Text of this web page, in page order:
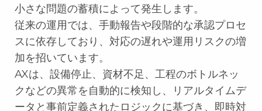
小さな問題の蓄積によって発生します。
従来の運用では、手動報告や段階的な承認プロセ
スに依存しており、対応の遅れや運用リスクの増
加を招いています。
AXは、設備停止、資材不足、工程のボトルネッ
クなどの異常を自動的に検知し、リアルタイムデ
ータと事前定義されたロジックに基づき、即時対